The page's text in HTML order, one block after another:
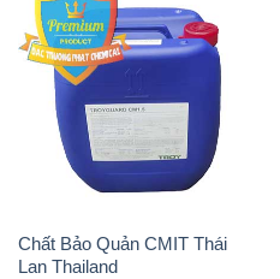
Chất Bảo Quản CMIT Thái
Lan Thailand